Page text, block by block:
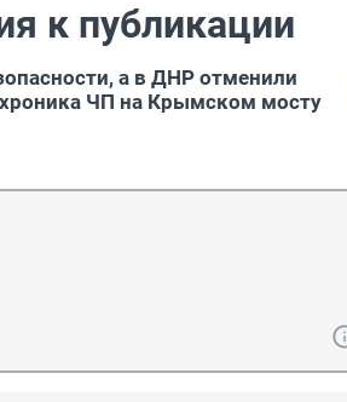
к публикации
а в ДНР отменили
ЧП на Крымском мосту